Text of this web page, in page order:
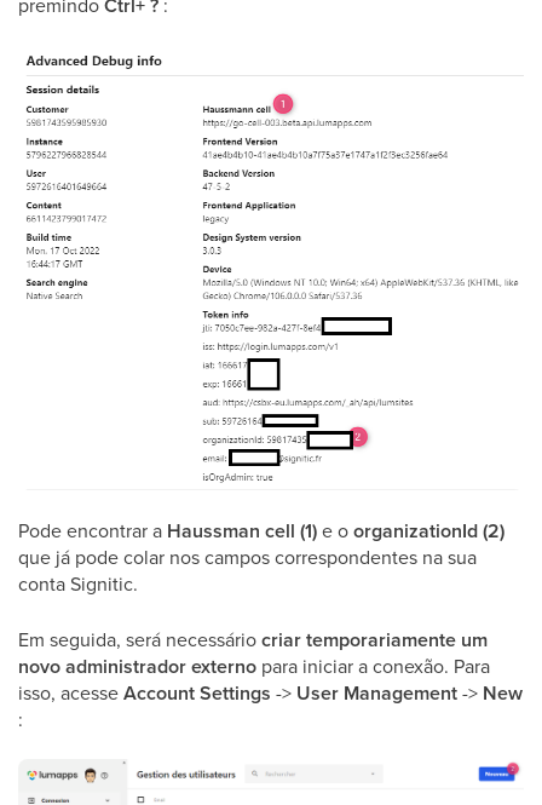
Pode encontrar a Haussman cell (1)e oorganizationId (2)
que já pode colar nos campos correspondentes na sua
conta Signitic.
Em seguida, será necessáriocriar temporariamente um
novo administrador externo para iniciar a conexão. Para
isso, acesseAccount Settings -> User Management-> New
: